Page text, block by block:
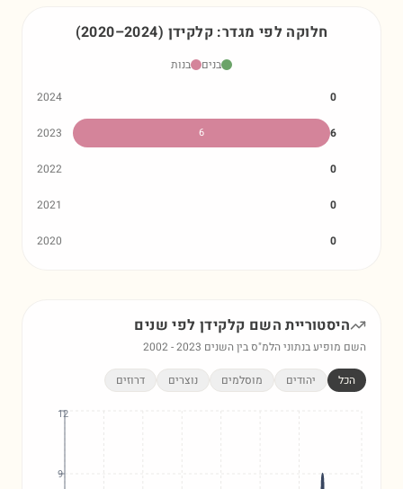
חלוקה לפי מגדר:קלקידן (2020–2024)
בנים
בנות
2024
0
2023 6 6
2022 0
2021 0
2020 0
היסטוריית השם קלקידן לפי שנים
השם מופיע בנתוני הלמ"ס בין השנים 2002-2023
הכל יהודים מוסלמים נוצרים דרוזים
9
12